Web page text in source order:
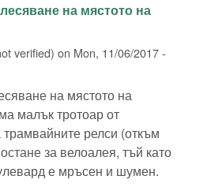
на мястото на
verified) on Mon, 11/06/2017 -
на мястото на
малък тротоар от
релси (откъм
за велоалея, тъй като
е мръсен и шумен.